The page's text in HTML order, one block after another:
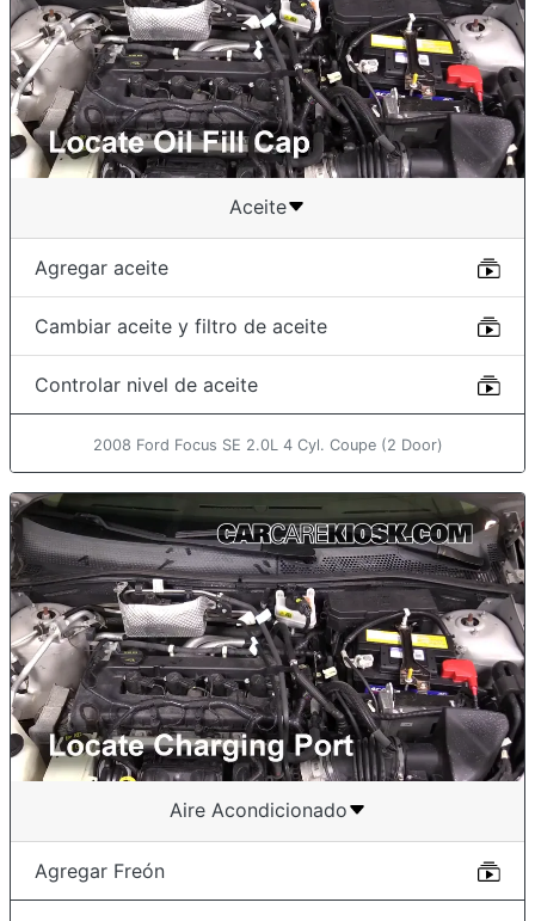
Aceite
Agregar aceite
Cambiar aceite y filtro de aceite
Controlar nivel de aceite
2008 Ford Focus SE 2.0L 4 Cyl. Coupe (2 Door)
Aire Acondicionado
Agregar Freón